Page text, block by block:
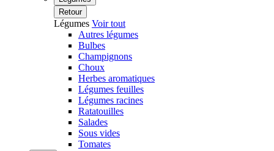
Retour
Légumes Voir tout
Autres légumes
Bulbes
Champignons
Choux
Herbes aromatiques
Légumes feuilles
Légumes racines
Ratatouilles
Salades
Sous vides
Tomates